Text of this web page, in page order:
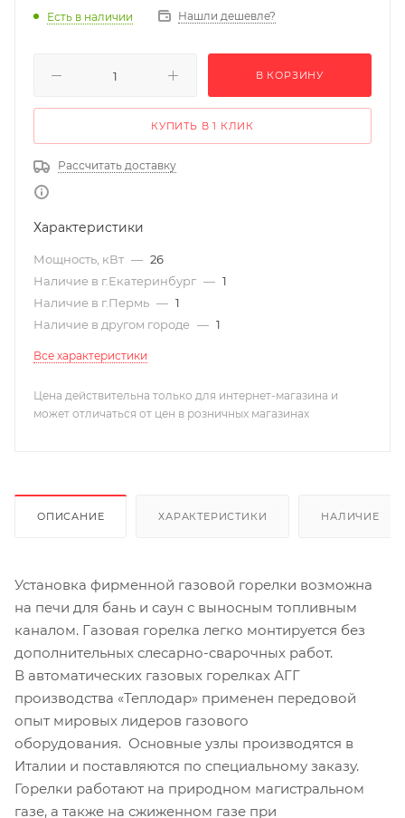
Есть в наличии Нашли дешевле?
В КОРЗИНУ
КУПИТЬ В 1 КЛИК
Рассчитать доставку
Характеристики
Мощность, кВт — 26
Наличие в г.Екатеринбург — 1
Наличие в г.Пермь — 1
Наличие в другом городе — 1
Все характеристики
Цена действительна только для интернет-магазина и
может отличаться от цен в розничных магазинах
ОПИСАНИЕ ХАРАКТЕРИСТИКИ НАЛИЧИЕ
Установка фирменной газовой горелки возможна
на печи для бань и саун с выносным топливным
каналом. Газовая горелка легко монтируется без
дополнительных слесарно-сварочных работ.
В автоматических газовых горелках АГГ
производства «Теплодар» применен передовой
опыт мировых лидеров газового
оборудования. Основные узлы производятся в
Италии и поставляются по специальному заказу.
Горелки работают на природном магистральном
газе, а также на сжиженном газе при